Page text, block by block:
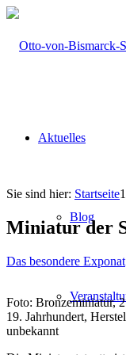
Aktuelles
Blog
Sie sind hier: Startseite1
Miniatur der
Das besondere Exponat
Foto: Bronzeminiatur,
19. Jahrhundert,
unbekannt